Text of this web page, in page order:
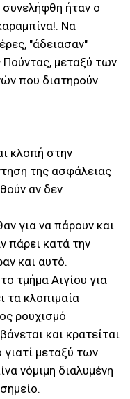
ήταν ο
Να
"άδειασαν"
μεταξύ των
που διατηρούν
κλοπή στην
της ασφάλειας
αν δεν
για να πάρουν και
πάρει κατά την
και αυτό.
τμήμα Αιγίου για
τα κλοπιμαία
ρουχισμό
και κρατείται
μεταξύ των
νόμιμη διαλυμένη